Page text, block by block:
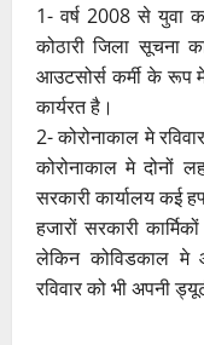
1- वर्ष 2008 से युवा
कोठारी जिला सूचना
आउटसोर्स कर्मी के रूप
कार्यरत है।
2- कोरोनाकाल मे
कोरोनाकाल मे दोनों
सरकारी कार्यालय कई
हजारों सरकारी
लेकिन कोविडकाल मे
रविवार को भी अपनी